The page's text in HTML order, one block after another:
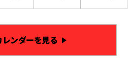
ンダーを見る